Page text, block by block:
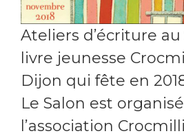
Ateliers d’écriture
livre jeunesse
Dijon qui fête en
Le Salon est
l’association